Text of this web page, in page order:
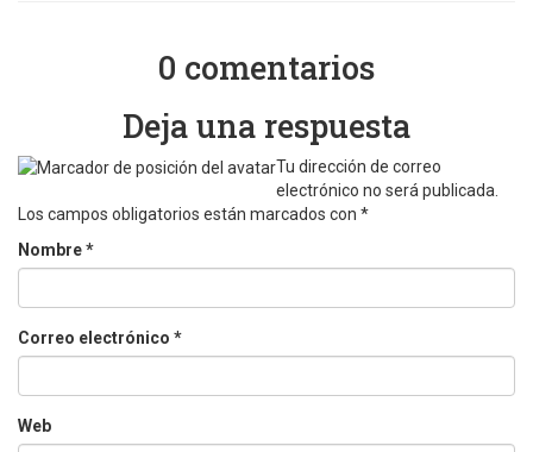
0 comentarios
Deja una respuesta
Tu dirección de correo
electrónico no será publicada.
Los campos obligatorios están marcados con *
Nombre*
Correo electrónico *
Web